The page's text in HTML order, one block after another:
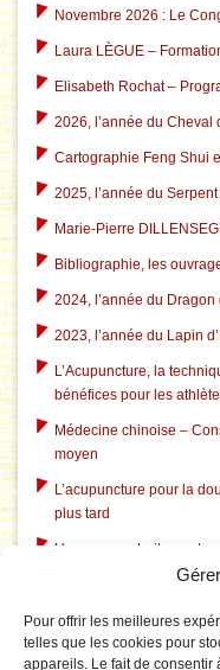
Pour offrir les meilleures
telles que les cookies pour
appareils. Le fait de consentir
Novembre 2026 : Le
Laura LÈGUE –
Elisabeth Rochat –
2026, l’année du Cheval
Cartographie Feng Shui
2025, l’année du
Marie-Pierre
Bibliographie, les
2024, l’année du Dragon
2023, l’année du Lapin
L’Acupuncture, la
bénéfices pour les
Médecine chinoise –
moyen
L’acupuncture pour la
plus tard
Un nouveau traitement
chinoises traditionnelles
L’acupuncture aide à